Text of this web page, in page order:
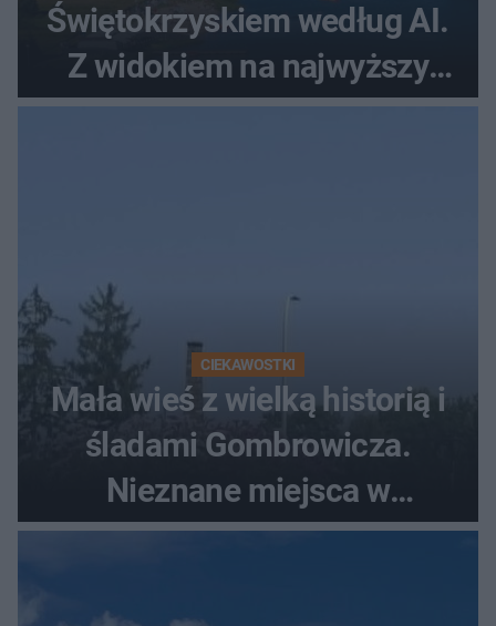
Świętokrzyskiem według AI.
Z widokiem na najwyższy
szczyt Gór Świętokrzyskich
CIEKAWOSTKI
Mała wieś z wielką historią i
śladami Gombrowicza.
Nieznane miejsca w
Świętokrzyskiem